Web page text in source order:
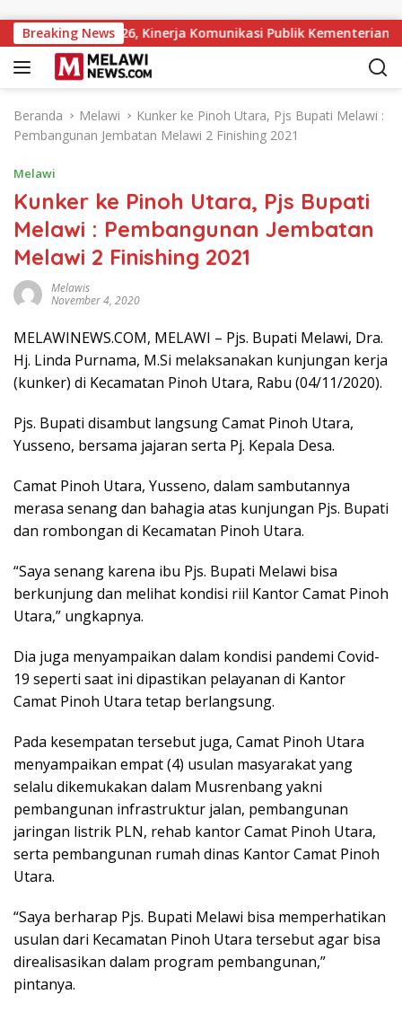
Breaking News
2026, Kinerja Komunikasi Publik Kementerian ATR/
Beranda Melawi
Kunker ke Pinoh Utara, Pjs Bupati Melawi :
Pembangunan Jembatan Melawi 2 Finishing 2021
Melawi
Kunker ke Pinoh Utara, Pjs Bupati
Melawi : Pembangunan Jembatan
Melawi 2 Finishing 2021
Melawis
November 4, 2020
MELAWINEWS.COM, MELAWI – Pjs. Bupati Melawi, Dra.
Hj. Linda Purnama, M.Si melaksanakan kunjungan kerja
(kunker) di Kecamatan Pinoh Utara, Rabu (04/11/2020).
Pjs. Bupati disambut langsung Camat Pinoh Utara,
Yusseno, bersama jajaran serta Pj. Kepala Desa.
Camat Pinoh Utara, Yusseno, dalam sambutannya
merasa senang dan bahagia atas kunjungan Pjs. Bupati
dan rombongan di Kecamatan Pinoh Utara.
“Saya senang karena ibu Pjs. Bupati Melawi bisa
berkunjung dan melihat kondisi riil Kantor Camat Pinoh
Utara,” ungkapnya.
Dia juga menyampaikan dalam kondisi pandemi Covid-
19 seperti saat ini dipastikan pelayanan di Kantor
Camat Pinoh Utara tetap berlangsung.
Pada kesempatan tersebut juga, Camat Pinoh Utara
menyampaikan empat (4) usulan masyarakat yang
selalu dikemukakan dalam Musrenbang yakni
pembangunan infrastruktur jalan, pembangunan
jaringan listrik PLN, rehab kantor Camat Pinoh Utara,
serta pembangunan rumah dinas Kantor Camat Pinoh
Utara.
“Saya berharap Pjs. Bupati Melawi bisa memperhatikan
usulan dari Kecamatan Pinoh Utara tersebut agar bisa
direalisasikan dalam program pembangunan,”
pintanya.